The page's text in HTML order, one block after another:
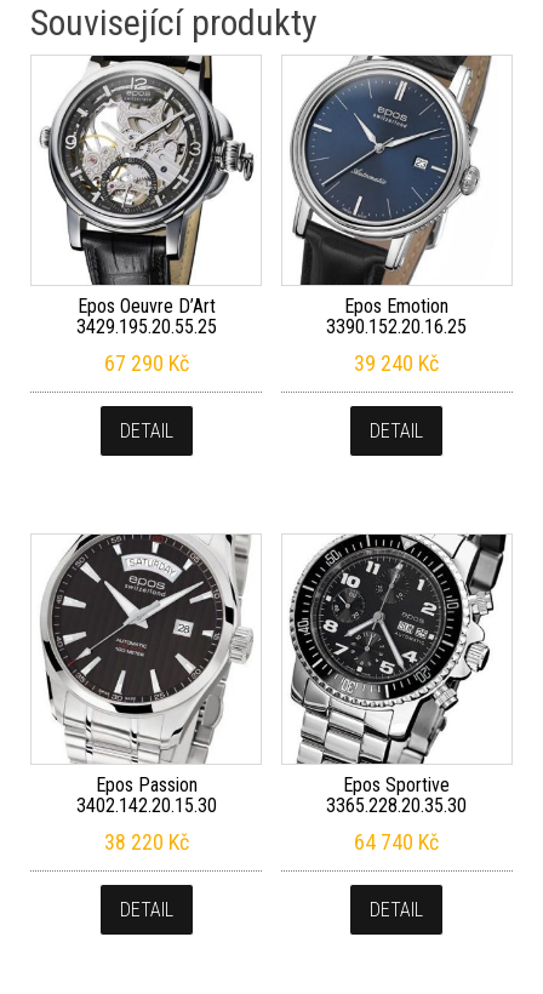
Související produkty
Epos Oeuvre D’Art
3429.195.20.55.25
67 290 Kč
DETAIL
Epos Emotion
3390.152.20.16.25
39 240 Kč
DETAIL
Epos Passion
3402.142.20.15.30
38 220 Kč
DETAIL
Epos Sportive
3365.228.20.35.30
64 740 Kč
DETAIL